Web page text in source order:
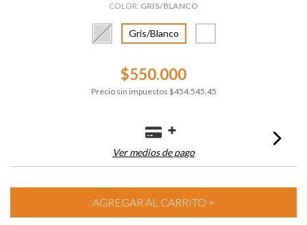
COLOR: GRIS/BLANCO
Gris/Blanco
$550.000
Precio sin impuestos $454.545,45
Ver medios de pago